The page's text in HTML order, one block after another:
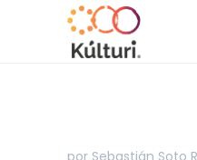
por Sebastián Soto